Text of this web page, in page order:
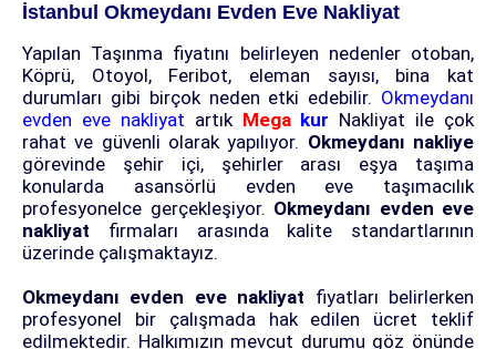
İstanbul Okmeydanı Evden Eve Nakliyat
Yapılan Taşınma fiyatını belirleyen nedenler otoban,
Köprü, Otoyol, Feribot, eleman sayısı, bina kat
durumları gibi birçok neden etki edebilir. Okmeydanı
evden eve nakliyat artık Mega kur Nakliyat ile çok
rahat ve güvenli olarak yapılıyor. Okmeydanı nakliye
görevinde şehir içi, şehirler arası eşya taşıma
konularda asansörlü evden eve taşımacılık
profesyonelce gerçekleşiyor. Okmeydanı evden eve
nakliyat firmaları arasında kalite standartlarının
üzerinde çalışmaktayız.
Okmeydanı evden eve nakliyat fiyatları belirlerken
profesyonel bir çalışmada hak edilen ücret teklif
edilmektedir. Halkımızın mevcut durumu göz önünde